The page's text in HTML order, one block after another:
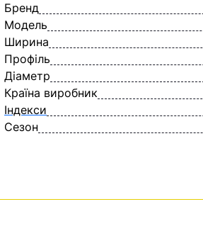
Бренд
Модель
Ширина
Профіль
Діаметр
Країна виробник
Індекси
Сезон